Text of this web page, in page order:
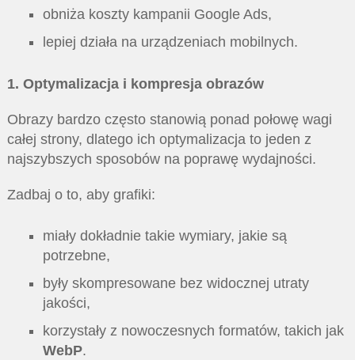
obniża koszty kampanii Google Ads,
lepiej działa na urządzeniach mobilnych.
1. Optymalizacja i kompresja obrazów
Obrazy bardzo często stanowią ponad połowę wagi
całej strony, dlatego ich optymalizacja to jeden z
najszybszych sposobów na poprawę wydajności.
Zadbaj o to, aby grafiki:
miały dokładnie takie wymiary, jakie są
potrzebne,
były skompresowane bez widocznej utraty
jakości,
korzystały z nowoczesnych formatów, takich jak
WebP.